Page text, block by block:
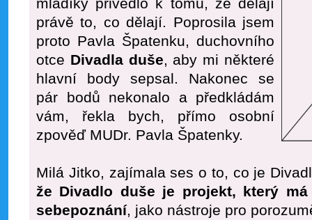
mladíky přivedlo k tomu, že dělají
právě to, co dělají. Poprosila jsem
proto Pavla Špatenku, duchovního
otce Divadla duše, aby mi některé
hlavní body sepsal. Nakonec se
pár bodů nekonalo a předkládám
vám, řekla bych, přímo osobní
zpověď MUDr. Pavla Špatenky.
Milá Jitko, zajímala ses o to, co je
že Divadlo duše je projekt, který
sebepoznání, jako nástroje pro